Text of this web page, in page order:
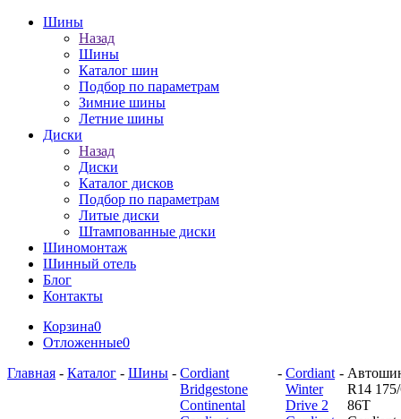
Шины
Назад
Шины
Каталог шин
Подбор по параметрам
Зимние шины
Летние шины
Диски
Назад
Диски
Каталог дисков
Подбор по параметрам
Литые диски
Штампованные диски
Шиномонтаж
Шинный отель
Блог
Контакты
Корзина0
Отложенные0
Главная - Каталог - Шины - Cordiant
Bridgestone
Continental
- Cordiant
Winter
Drive 2
-
R14
86T